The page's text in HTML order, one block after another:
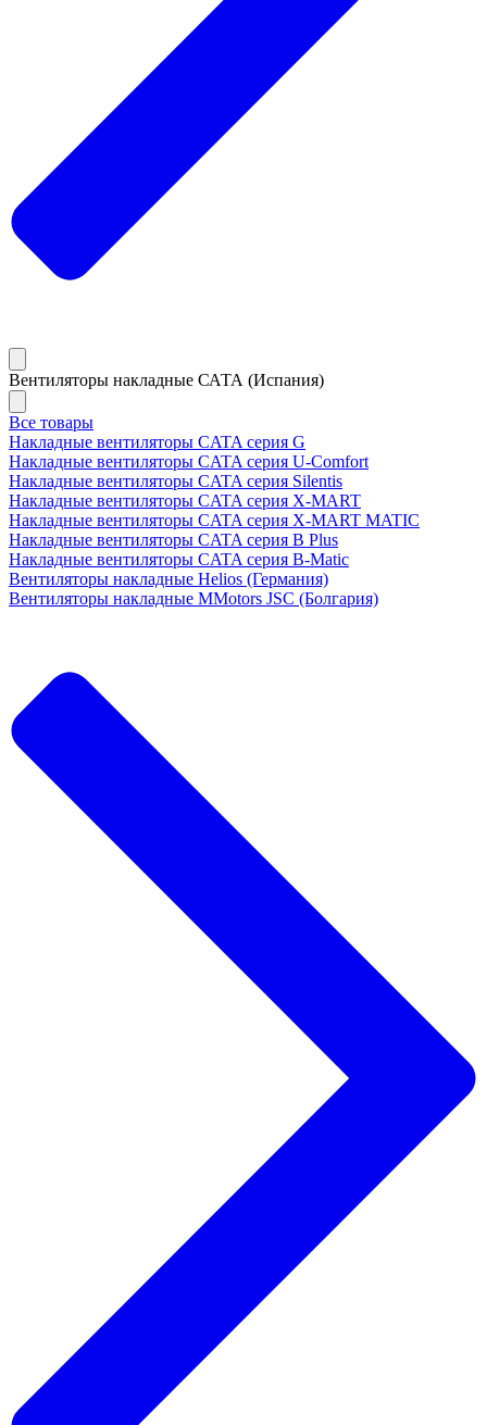
Вентиляторы накладные САТА (Испания)
Все товары
Накладные вентиляторы CATA серия G
Накладные вентиляторы CATA серия U-Comfort
Накладные вентиляторы CATA серия Silentis
Накладные вентиляторы CATA серия X-MART
Накладные вентиляторы CATA серия X-MART MATIC
Накладные вентиляторы CATA серия B Plus
Накладные вентиляторы CATA серия B-Matic
Вентиляторы накладные Helios (Германия)
Вентиляторы накладные MMotors JSC (Болгария)